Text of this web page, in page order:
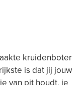
kruidenboter
is dat jij jouw
van pit houdt, je